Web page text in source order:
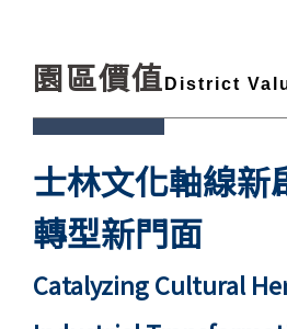
園區價值 District
士林文化軸線新
轉型新門面
Catalyzing Cultural